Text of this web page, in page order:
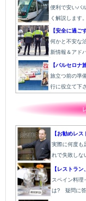
便利で安いバ
く解説します。
【安全に過ご
何かと不安な
新情報＆アド
【バルセロナ
旅立つ前の準
行に役立て下
【お勧めレス
実際に何度も
れで失敗しな
【レストラン
スペイン料理
は? 疑問に答